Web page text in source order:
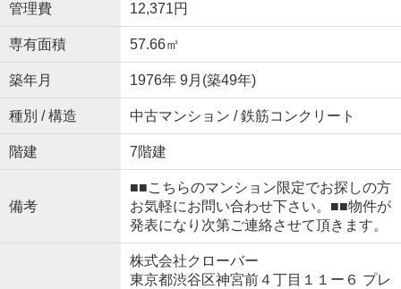
管理費 12,371円
専有面積 57.66㎡
築年月 1976年 9月(築49年)
種別 / 構造 中古マンション / 鉄筋コンクリート
階建 7階建
備考
■■こちらのマンション限定でお探しの方
お気軽にお問い合わせ下さい。■■物件が
発表になり次第ご連絡させて頂きます。
株式会社クローバー
東京都渋谷区神宮前４丁目１１ー６ プレ